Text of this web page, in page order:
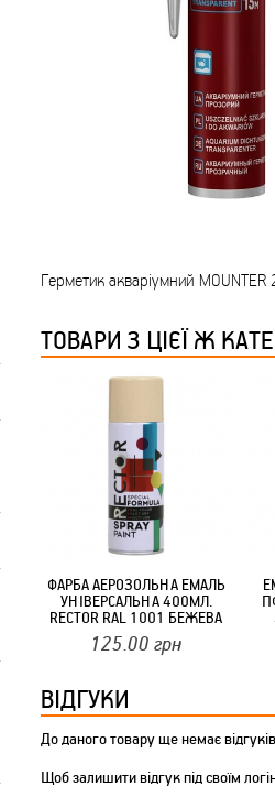
ТМ FARGLASS
ЗАКРУЧУЄТЬСЯ КОТИКИ (20ШТ/
Герметик акваріумний
ТОВАРИ З ЦІЄЇ Ж
ФАРБА АЕРОЗОЛЬНА ЕМАЛЬ
УНІВЕРСАЛЬНА 400МЛ.
RECTOR RAL 1001 БЕЖЕВА
125.00 грн
ВІДГУКИ
До даного товару ще немає
Щоб залишити відгук під своїм